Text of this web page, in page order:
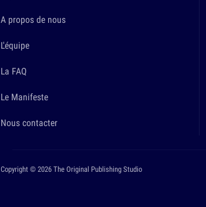
A propos de nous
L'équipe
La FAQ
Le Manifeste
Nous contacter
Copyright © 2026 The Original Publishing Studio